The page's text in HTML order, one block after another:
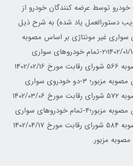
توسط عرضه کنندگان خودرو از
(زمان تصویب دستورالعمل یاد شده) به شرح ذیل
سواری غیر مونتاژی بر اساس مصوبه
557 شورای رقابت مورخ 1402/01/15؛2-تمام خودروهای سواری
مونتاژی که اولین بار در مصوبه 566 شورای رقابت مورخ 1402/02/16
اعلام قیمت شدند، بر اساس مصوبه مزبور؛ 3-دو خودروی سواری
مونتاژی که اولین بار در مصوبه 572 شورای رقابت مورخ 1402/03/06
اعلام قیمت شدند، بر اساس مصوبه مزبور؛4-تمام خودروهای سواری
مونتاژی که اولین بار در مصوبه 584 شورای رقابت مورخ 1402/04/17
مزبور.